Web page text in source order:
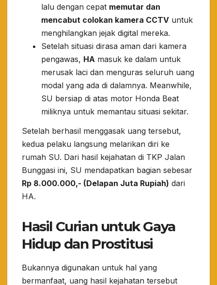
lalu dengan cepat memutar dan
mencabut colokan kamera CCTV untuk
menghilangkan jejak digital mereka.
​Setelah situasi dirasa aman dari kamera
pengawas, HA masuk ke dalam untuk
merusak laci dan menguras seluruh uang
modal yang ada di dalamnya. Meanwhile,
SU bersiap di atas motor Honda Beat
miliknya untuk memantau situasi sekitar.
​Setelah berhasil menggasak uang tersebut,
kedua pelaku langsung melarikan diri ke
rumah SU. Dari hasil kejahatan di TKP Jalan
Bunggasi ini, SU mendapatkan bagian sebesar
Rp 8.000.000,- (Delapan Juta Rupiah) dari
HA.
Hasil Curian untuk Gaya
Hidup dan Prostitusi
​Bukannya digunakan untuk hal yang
bermanfaat, uang hasil kejahatan tersebut